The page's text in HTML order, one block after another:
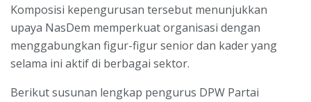
Komposisi kepengurusan tersebut menunjukkan
upaya NasDem memperkuat organisasi dengan
menggabungkan figur-figur senior dan kader yang
selama ini aktif di berbagai sektor.
Berikut susunan lengkap pengurus DPW Partai